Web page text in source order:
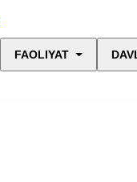
FAOLIYAT